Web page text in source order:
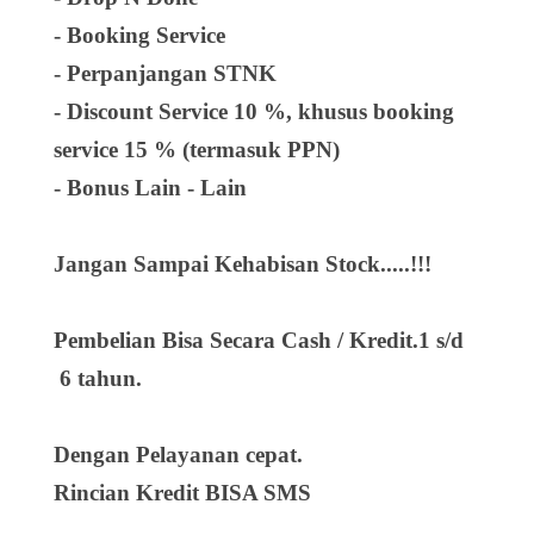
- Booking Service
- Perpanjangan STNK
- Discount Service 10 %, khusus booking
service 15 % (termasuk PPN)
- Bonus Lain - Lain
Jangan Sampai Kehabisan Stock.....!!!
Pembelian Bisa Secara Cash / Kredit.1 s/d
6 tahun.
Dengan Pelayanan cepat.
Rincian Kredit BISA SMS